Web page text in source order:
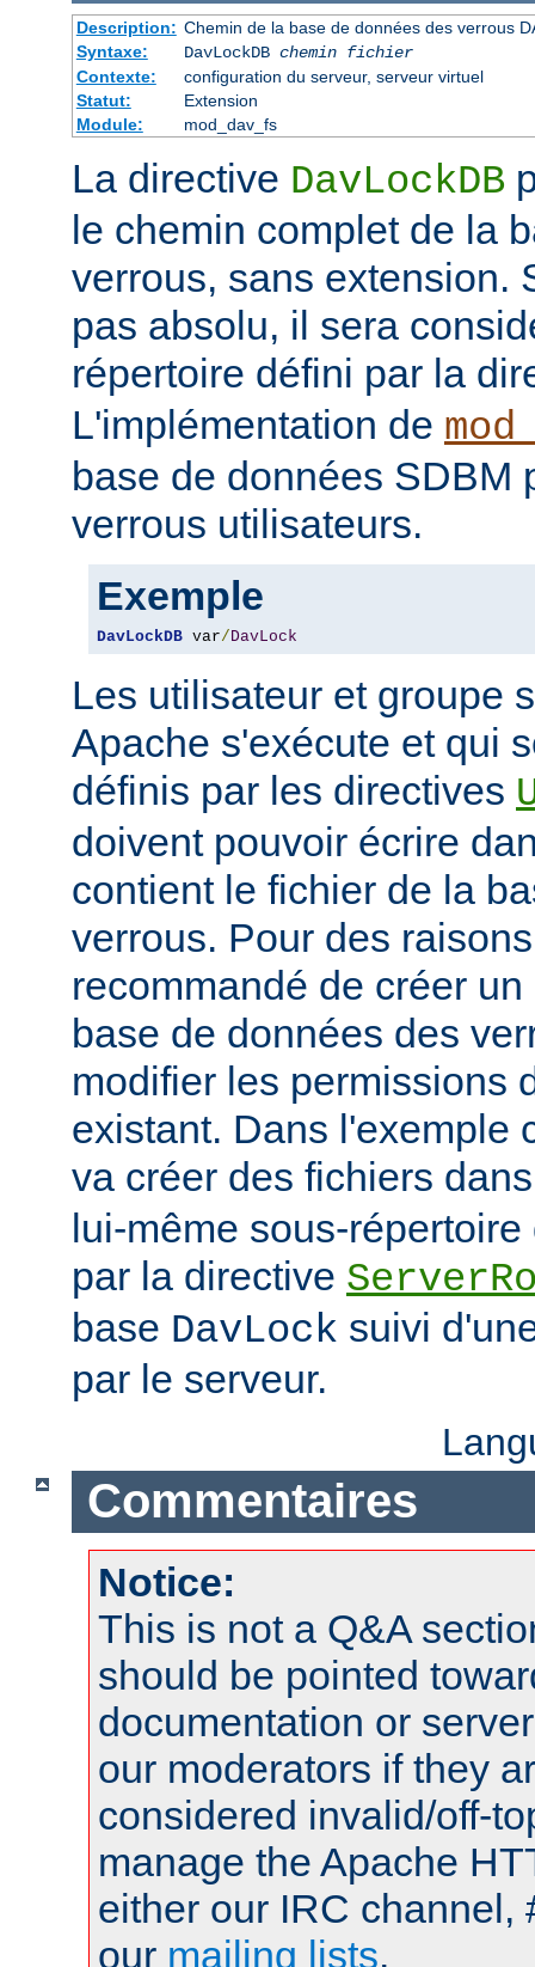
Description: Chemin de la base de données des verrous
Syntaxe:
DavLockDB chemin fichier
Contexte:
configuration du serveur, serveur virtuel
Statut:
Extension
Module:
mod_dav_fs
La directive DavLockDB
le chemin complet de la
verrous, sans extension.
pas absolu, il sera
répertoire défini par la
L'implémentation de
base de données SDBM
verrous utilisateurs.
Exemple
DavLockDB var/ DavLock
Les utilisateur et groupe
Apache s'exécute et qui
définis par les directives
doivent pouvoir écrire
contient le fichier de la
verrous. Pour des
recommandé de créer
base de données des
modifier les permissions
existant. Dans l'exemple
va créer des fichiers
lui-même sous-
par la directive
base DavLock suivi
par le serveur.
Commentaires
Notice:
This is not a Q&A
should be pointed
documentation or
our moderators if they
considered invalid/off-
manage the Apache
either our IRC channel,
our mailing lists.